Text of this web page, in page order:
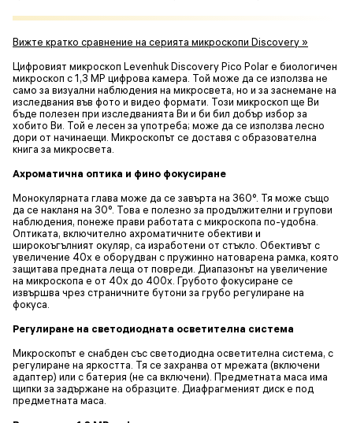
Вижте кратко сравнение на серията микроскопи Discovery »
Цифровият микроскоп Levenhuk Discovery Pico Polar е биологичен
микроскоп с 1,3 МР цифрова камера. Той може да се използва не
само за визуални наблюдения на микросвета, но и за заснемане на
изследвания във фото и видео формати. Този микроскоп ще Ви
бъде полезен при изследванията Ви и би бил добър избор за
хобито Ви. Той е лесен за употреба; може да се използва лесно
дори от начинаещи. Микроскопът се доставя с образователна
книга за микросвета.
Ахроматична оптика и фино фокусиране
Монокулярната глава може да се завърта на 360°. Тя може също
да се накланя на 30°. Това е полезно за продължителни и групови
наблюдения, понеже прави работата с микроскопа по-удобна.
Оптиката, включително ахроматичните обективи и
широкоъгълният окуляр, са изработени от стъкло. Обективът с
увеличение 40x е оборудван с пружинно натоварена рамка, която
защитава предната леща от повреди. Диапазонът на увеличение
на микроскопа е от 40x до 400x. Грубото фокусиране се
извършва чрез страничните бутони за грубо регулиране на
фокуса.
Регулиране на светодиодната осветителна система
Микроскопът е снабден със светодиодна осветителна система, с
регулиране на яркостта. Тя се захранва от мрежата (включени
адаптер) или с батерия (не са включени). Предметната маса има
щипки за задържане на образците. Диафрагменият диск е под
предметната маса.